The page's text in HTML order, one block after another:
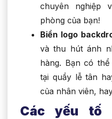
chuyên nghiệp
phòng của bạn!
Biển logo
và thu hút ánh
hàng. Bạn có
tại quầy lễ tân
của nhân viên,
Các yếu tố